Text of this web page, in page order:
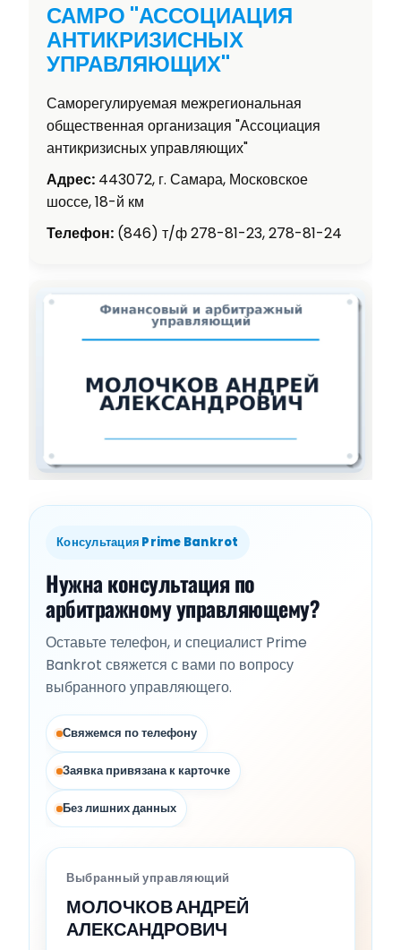
САМРО "АССОЦИАЦИЯ
АНТИКРИЗИСНЫХ
УПРАВЛЯЮЩИХ"
Саморегулируемая межрегиональная
общественная организация "Ассоциация
антикризисных управляющих"
Адрес: 443072, г. Самара, Московское
шоссе, 18-й км
Телефон: (846) т/ф 278-81-23, 278-81-24
Консультация Prime Bankrot
Нужна консультация по
арбитражному управляющему?
Оставьте телефон, и специалист Prime
Bankrot свяжется с вами по вопросу
выбранного управляющего.
Свяжемся по телефону
Заявка привязана к карточке
Без лишних данных
Выбранный управляющий
МОЛОЧКОВ АНДРЕЙ
АЛЕКСАНДРОВИЧ